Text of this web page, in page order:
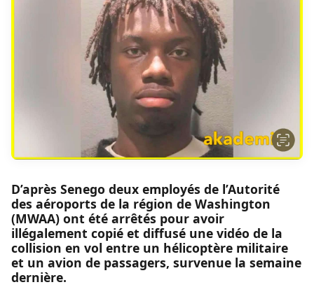
D’après Senego deux employés de l’Autorité
des aéroports de la région de Washington
(MWAA) ont été arrêtés pour avoir
illégalement copié et diffusé une vidéo de la
collision en vol entre un hélicoptère militaire
et un avion de passagers, survenue la semaine
dernière.